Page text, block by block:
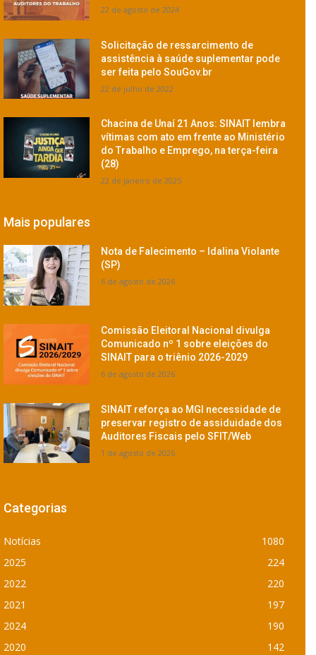
22 de agosto de 2024
Solicitação de ressarcimento de
assistência à saúde suplementar pode
ser feita pelo SouGov.br
22 de julho de 2022
Chacina de Unaí 21 Anos: SINAIT lembra
vítimas com ato em frente ao Ministério
do Trabalho e Emprego, na terça-feira
(28)
22 de janeiro de 2025
Mais populares
Nota de Falecimento – Idalina Violante
(SP)
6 de agosto de 2026
Comissão Eleitoral Nacional divulga
Comunicado nº 1 sobre eleições do
SINAIT para o triênio 2026-2029
6 de agosto de 2026
SINAIT reforça ao MGI necessidade de
preservar registro de assiduidade dos
Auditores Fiscais pelo SFIT/Web
1 de agosto de 2026
Categorias
Notícias
1080
2025
224
2022
220
2021
197
2024
190
2020
142